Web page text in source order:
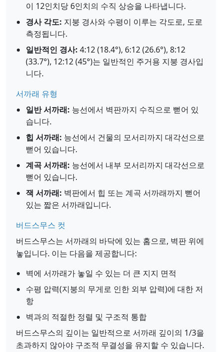
이 12인치당 6인치의 수직 상승을 나타냅니다.
경사 각도: 지붕 경사와 수평이 이루는 각도로, 도로
측정됩니다.
일반적인 경사: 4:12 (18.4°), 6:12 (26.6°), 8:12
(33.7°), 12:12 (45°)는 일반적인 주거용 지붕 경사입
니다.
서까래 유형
일반 서까래: 능선에서 벽판까지 수직으로 뻗어 있
습니다.
힙 서까래: 능선에서 건물의 모서리까지 대각선으로
뻗어 있습니다.
계곡 서까래: 능선에서 내부 모서리까지 대각선으로
뻗어 있습니다.
잭 서까래: 벽판에서 힙 또는 계곡 서까래까지 뻗어
있는 짧은 서까래입니다.
버드스무스 컷
버드스무스는 서까래의 바닥에 있는 홈으로, 벽판 위에
놓입니다. 이는 다음을 제공합니다:
벽에 서까래가 놓일 수 있는 더 큰 지지 면적
수평 압력(지붕의 무게로 인한 외부 압력)에 대한 저
항
벽과의 적절한 정렬 및 구조적 통합
버드스무스의 깊이는 일반적으로 서까래 깊이의 1/3을
초과하지 않아야 구조적 무결성을 유지할 수 있습니다.